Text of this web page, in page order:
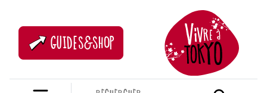
GUIDES&SHOP